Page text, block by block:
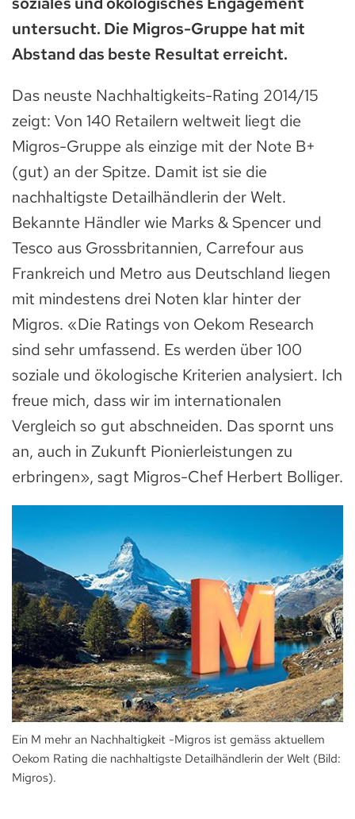
untersucht. Die Migros-Gruppe hat mit
Abstand das beste Resultat erreicht.
Das neuste Nachhaltigkeits-Rating 2014/15
zeigt: Von 140 Retailern weltweit liegt die
Migros-Gruppe als einzige mit der Note B+
(gut) an der Spitze. Damit ist sie die
nachhaltigste Detailhändlerin der Welt.
Bekannte Händler wie Marks & Spencer und
Tesco aus Grossbritannien, Carrefour aus
Frankreich und Metro aus Deutschland liegen
mit mindestens drei Noten klar hinter der
Migros. «Die Ratings von Oekom Research
sind sehr umfassend. Es werden über 100
soziale und ökologische Kriterien analysiert. Ich
freue mich, dass wir im internationalen
Vergleich so gut abschneiden. Das spornt uns
an, auch in Zukunft Pionierleistungen zu
erbringen», sagt Migros-Chef Herbert Bolliger.
Ein M mehr an Nachhaltigkeit -Migros ist gemäss aktuellem
Oekom Rating die nachhaltigste Detailhändlerin der Welt (Bild:
Migros).